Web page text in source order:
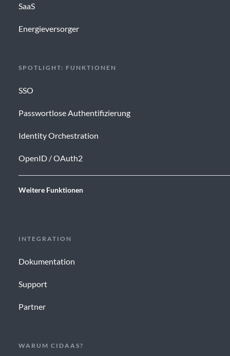
SaaS
Energieversorger
SPOTLIGHT: FUNKTIONEN
SSO
Passwortlose Authentifizierung
Identity Orchestration
OpenID / OAuth2
Weitere Funktionen
INTEGRATION
Dokumentation
Support
Partner
WARUM CIDAAS?